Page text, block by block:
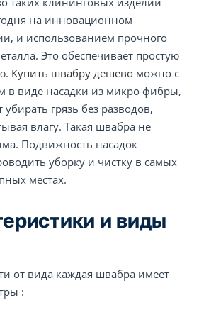
на инновационном
и использованием прочного
Это обеспечивает простую
Купить швабру дешево можно с
в виде насадки из микро фибры,
убирать грязь без разводов,
влагу. Такая швабра не
Подвижность насадок
уборку и чистку в самых
местах.
и виды
от вида каждая швабра имеет
: